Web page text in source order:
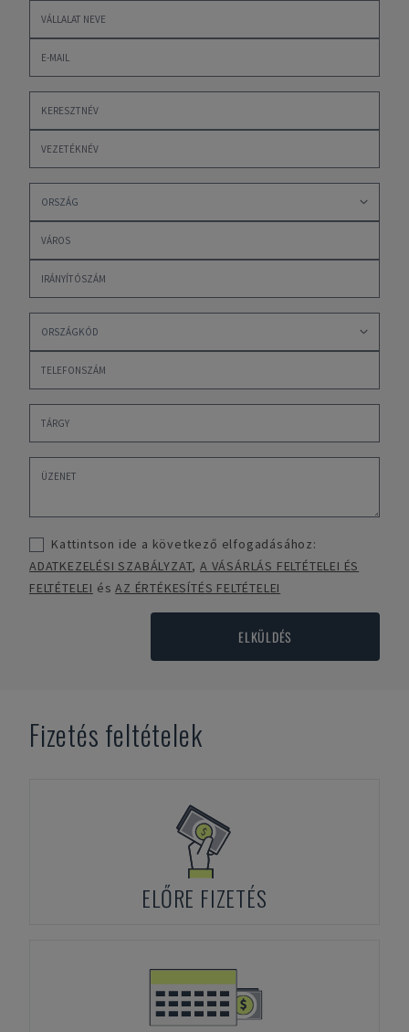
Kattintson ide a következő elfogadásához:
ADATKEZELÉSI SZABÁLYZAT,A VÁSÁRLÁS FELTÉTELEI ÉS
FELTÉTELEI ésAZ ÉRTÉKESÍTÉS FELTÉTELEI
ELKÜLDÉS
Fizetés feltételek
ELŐRE FIZETÉS